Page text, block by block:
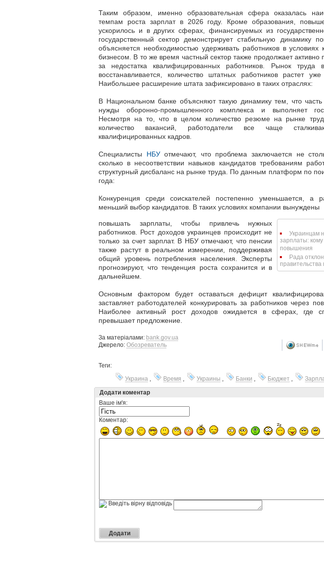
Таким образом, именно образовательная сфера оказалась
темпам роста зарплат в 2026 году. Кроме образования,
ускорилось и в других сферах, финансируемых из
государственный сектор демонстрирует стабильную динамику
объясняется необходимостью удерживать работников в условиях
бизнесом. В то же время частный сектор также продолжает активно
за недостатка квалифицированных работников. Рынок труда
восстанавливается, количество штатных работников растет
Наибольшее расширение штата зафиксировано в таких отраслях:
В Национальном банке объясняют такую динамику тем, что
нужды оборонно-промышленного комплекса и выполняет
Несмотря на то, что в целом количество резюме на рынке
количество вакансий, работодатели все чаще
квалифицированных кадров.
Специалисты НБУотмечают, что проблема заключается не
сколько в несоответствии навыков кандидатов требованиям
структурный дисбаланс на рынке труда. По данным платформ по
года:
Конкуренция среди соискателей постепенно уменьшается, а
меньший выбор кандидатов. В таких условиях компании вынуждены
Украинцам
зарплаты:
повышения
Рада
повышать зарплаты, чтобы привлечь нужных
работников. Рост доходов украинцев происходит не
только за счет зарплат. В НБУ отмечают, что пенсии
также растут в реальном измерении, поддерживая
общий уровень потребления населения. Эксперты
прогнозируют, что тенденция роста сохранится и в
дальнейшем.
Основным фактором будет оставаться дефицит
заставляет работодателей конкурировать за работников через
Наиболее активный рост доходов ожидается в сферах, где
превышает предложение.
За матеріалами: bank.gov.ua
Джерело: Обозреватель
Теги:
Украина , Время , Украины , Банки , Бюджет ,
Додати коментар
Ваше ім'я:
Коментар:
Введіть вірну відповідь